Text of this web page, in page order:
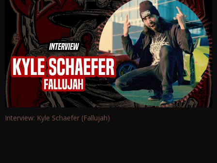
Interview: Kyle Schaefer (Fallujah)